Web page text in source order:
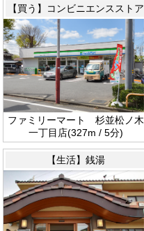
【買う】コンビニエンスストア
ファミリーマート 杉並松ノ木
一丁目店(327m / 5分)
【生活】銭湯